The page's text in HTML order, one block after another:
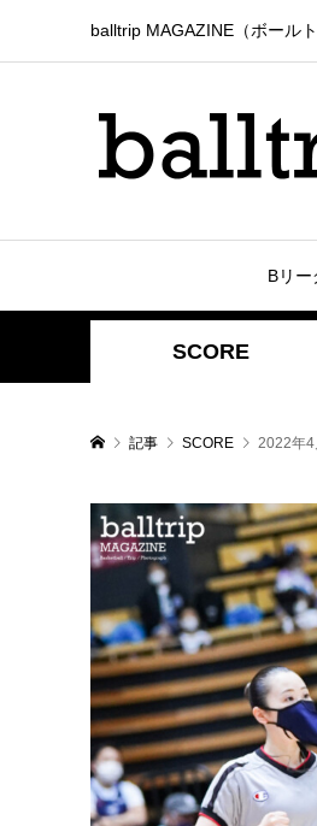
balltrip MAGAZINE（ボール
Bリー
SCORE
記事 SCORE 2022年